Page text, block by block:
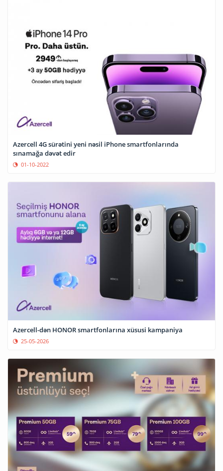
Azercell 4G sürətini yeni nəsil iPhone smartfonlarında
sınamağa dəvət edir
01-10-2022
Azercell-dən HONOR smartfonlarına xüsusi kampaniya
25-05-2026